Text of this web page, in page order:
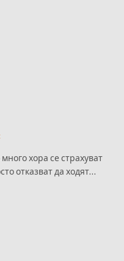
хора се страхуват
отказват да ходят…